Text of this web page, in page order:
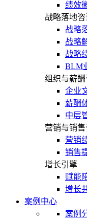
绩效
战略落地咨
战略
战略
战略
BLM
组织与薪酬
企业
薪酬
中层
营销与销售
营销
销售
增长引擎
赋能
增长
案例中心
案例